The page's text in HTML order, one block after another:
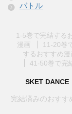
バトル
1-5巻で完結する
漫画
11-20巻
するおすすめ漫
41-50巻で完
SKET DANCE
完結済みのおすす